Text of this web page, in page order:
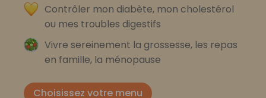
Contrôler mon diabète, mon cholestérol
ou mes troubles digestifs
Vivre sereinement la grossesse, les repas
en famille, la ménopause
Choisissez votre menu